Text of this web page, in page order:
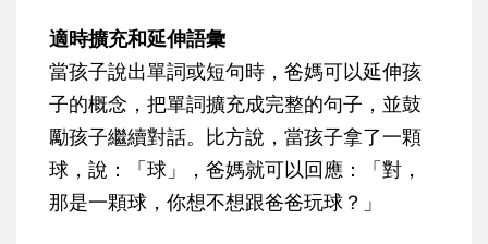
適時擴充和延伸語彙
當孩子說出單詞或短句時，爸媽可以延伸孩
子的概念，把單詞擴充成完整的句子，並鼓
勵孩子繼續對話。比方說，當孩子拿了一顆
球，說：「球」，爸媽就可以回應：「對，
那是一顆球，你想不想跟爸爸玩球？」